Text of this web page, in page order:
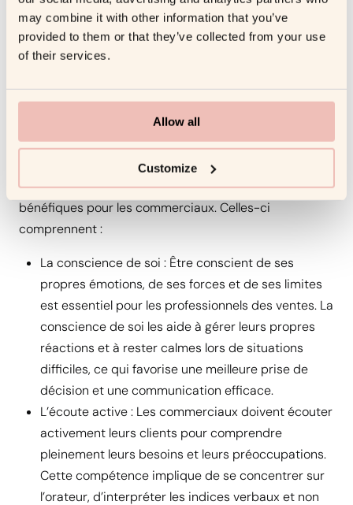
may combine it with other information that you’ve
provided to them or that they’ve collected from your use
of their services.
Allow all
Customize
compte, en tirant parti de l’intelligence émotionnelle,
les professionnels des ventes peuvent naviguer dans
forger des partenariats durables, ce qui stimule la
Il existe plusieurs sous-compétences au sein de
l’intelligence émotionnelle qui sont particulièrement
bénéfiques pour les commerciaux. Celles-ci
comprennent :
La conscience de soi : Être conscient de ses
propres émotions, de ses forces et de ses limites
est essentiel pour les professionnels des ventes. La
conscience de soi les aide à gérer leurs propres
réactions et à rester calmes lors de situations
difficiles, ce qui favorise une meilleure prise de
décision et une communication efficace.
L’écoute active : Les commerciaux doivent écouter
activement leurs clients pour comprendre
pleinement leurs besoins et leurs préoccupations.
Cette compétence implique de se concentrer sur
l’orateur, d’interpréter les indices verbaux et non